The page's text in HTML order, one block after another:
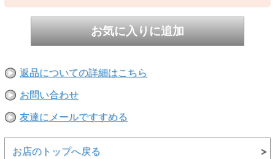
す。完売や欠品の場合は大変ご迷惑をおかけしますが、予めご了承の
うえ注文いただきますようお願い申し上げます。
返品についての詳細はこちら
お問い合わせ
友達にメールですすめる
お店のトップへ戻る